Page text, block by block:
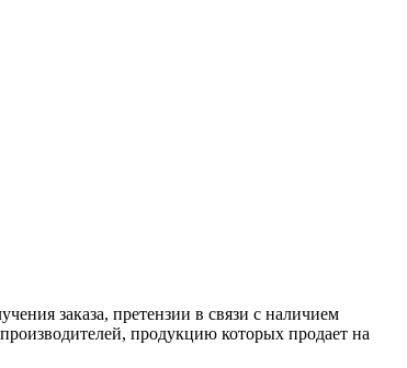
заказа, претензии в связи с наличием
продукцию которых продает на